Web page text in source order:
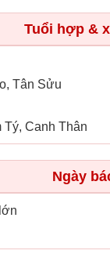
Tuổi hợp &
Tân Sửu
Tý, Canh Thân
Ngày